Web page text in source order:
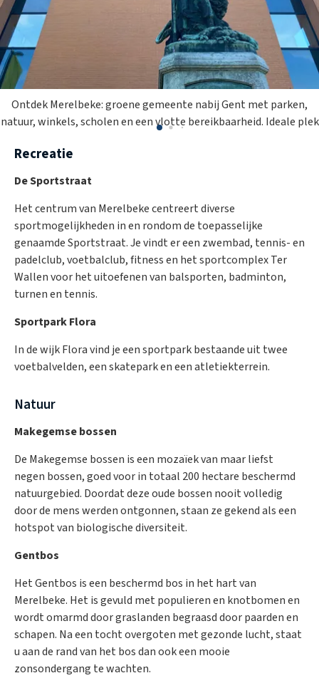
Ontdek Merelbeke: groene gemeente nabij Gent met parken,
natuur, winkels, scholen en een vlotte bereikbaarheid. Ideale plek
Recreatie
De Sportstraat
Het centrum van Merelbeke centreert diverse
sportmogelijkheden in en rondom de toepasselijke
genaamde Sportstraat. Je vindt er een zwembad, tennis- en
padelclub, voetbalclub, fitness en het sportcomplex Ter
Wallen voor het uitoefenen van balsporten, badminton,
turnen en tennis.
Sportpark Flora
In de wijk Flora vind je een sportpark bestaande uit twee
voetbalvelden, een skatepark en een atletiekterrein.
Natuur
Makegemse bossen
De Makegemse bossen is een mozaïek van maar liefst
negen bossen, goed voor in totaal 200 hectare beschermd
natuurgebied. Doordat deze oude bossen nooit volledig
door de mens werden ontgonnen, staan ze gekend als een
hotspot van biologische diversiteit.
Gentbos
Het Gentbos is een beschermd bos in het hart van
Merelbeke. Het is gevuld met populieren en knotbomen en
wordt omarmd door graslanden begraasd door paarden en
schapen. Na een tocht overgoten met gezonde lucht, staat
u aan de rand van het bos dan ook een mooie
zonsondergang te wachten.